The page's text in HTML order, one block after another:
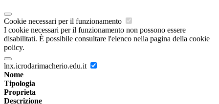
Cookie necessari per il funzionamento
I cookie necessari per il funzionamento non possono essere
disabilitati. È possibile consultare l'elenco nella pagina della cookie
policy.
lnx.icrodarimacherio.edu.it
Nome
Tipologia
Proprieta
Descrizione